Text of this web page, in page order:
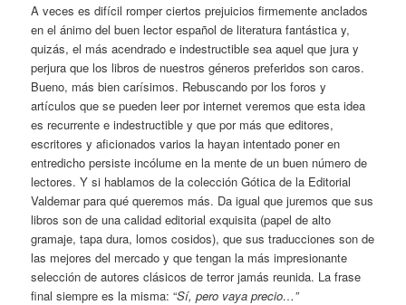
A veces es difícil romper ciertos prejuicios firmemente anclados
en el ánimo del buen lector español de literatura fantástica y,
quizás, el más acendrado e indestructible sea aquel que jura y
perjura que los libros de nuestros géneros preferidos son caros.
Bueno, más bien carísimos. Rebuscando por los foros y
artículos que se pueden leer por internet veremos que esta idea
es recurrente e indestructible y que por más que editores,
escritores y aficionados varios la hayan intentado poner en
entredicho persiste incólume en la mente de un buen número de
lectores. Y si hablamos de la colección Gótica de la Editorial
Valdemar para qué queremos más. Da igual que juremos que sus
libros son de una calidad editorial exquisita (papel de alto
gramaje, tapa dura, lomos cosidos), que sus traducciones son de
las mejores del mercado y que tengan la más impresionante
selección de autores clásicos de terror jamás reunida. La frase
final siempre es la misma: “Sí, pero vaya precio…”